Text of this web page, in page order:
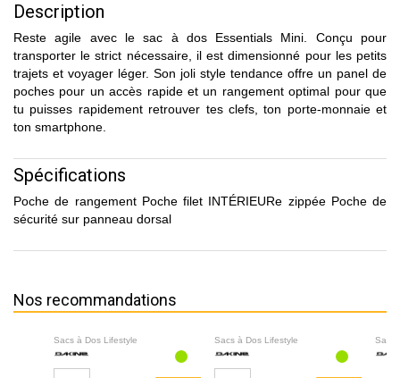
Description
Reste agile avec le sac à dos Essentials Mini. Conçu pour
transporter le strict nécessaire, il est dimensionné pour les petits
trajets et voyager léger. Son joli style tendance offre un panel de
poches pour un accès rapide et un rangement optimal pour que
tu puisses rapidement retrouver tes clefs, ton porte-monnaie et
ton smartphone.
Spécifications
Poche de rangement Poche filet INTÉRIEURe zippée Poche de
sécurité sur panneau dorsal
Nos recommandations
Sacs à Dos Lifestyle Sacs à Dos Lifestyle Sacs